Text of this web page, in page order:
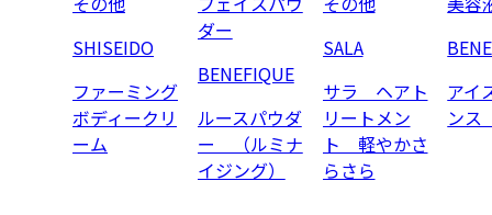
SHISEIDO
ファーミング
ボディークリ
ーム
ダー
BENEFIQUE
ルースパウダ
ー （ルミナ
イジング）
SALA
サラ ヘアト
リートメン
ト 軽やかさ
らさら
アイ
ン